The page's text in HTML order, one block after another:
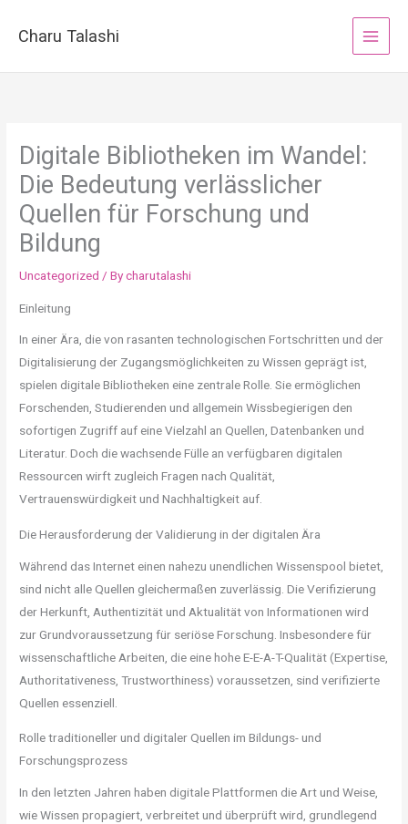
Charu Talashi
Digitale Bibliotheken im Wandel:
Die Bedeutung verlässlicher
Quellen für Forschung und
Bildung
Uncategorized / Bycharutalashi
Einleitung
In einer Ära, die von rasanten technologischen Fortschritten und der
Digitalisierung der Zugangsmöglichkeiten zu Wissen geprägt ist,
spielen digitale Bibliotheken eine zentrale Rolle. Sie ermöglichen
Forschenden, Studierenden und allgemein Wissbegierigen den
sofortigen Zugriff auf eine Vielzahl an Quellen, Datenbanken und
Literatur. Doch die wachsende Fülle an verfügbaren digitalen
Ressourcen wirft zugleich Fragen nach Qualität,
Vertrauenswürdigkeit und Nachhaltigkeit auf.
Die Herausforderung der Validierung in der digitalen Ära
Während das Internet einen nahezu unendlichen Wissenspool bietet,
sind nicht alle Quellen gleichermaßen zuverlässig. Die Verifizierung
der Herkunft, Authentizität und Aktualität von Informationen wird
zur Grundvoraussetzung für seriöse Forschung. Insbesondere für
wissenschaftliche Arbeiten, die eine hohe E-E-A-T-Qualität (Expertise,
Authoritativeness, Trustworthiness) voraussetzen, sind verifizierte
Quellen essenziell.
Rolle traditioneller und digitaler Quellen im Bildungs- und
Forschungsprozess
In den letzten Jahren haben digitale Plattformen die Art und Weise,
wie Wissen propagiert, verbreitet und überprüft wird, grundlegend